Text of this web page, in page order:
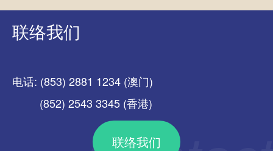
联络我们
电话: (853) 2881 1234 (澳门)
(852) 2543 3345 (香港)
联络我们